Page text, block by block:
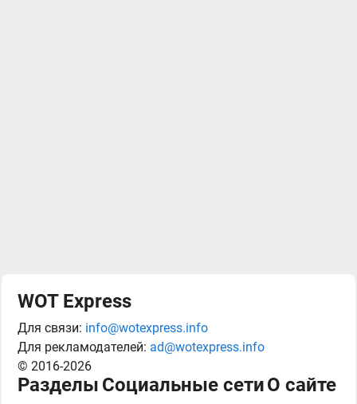
WOT Express
Для связи: info@wotexpress.info
Для рекламодателей: ad@wotexpress.info
© 2016-2026
Разделы Социальные сетиО сайте